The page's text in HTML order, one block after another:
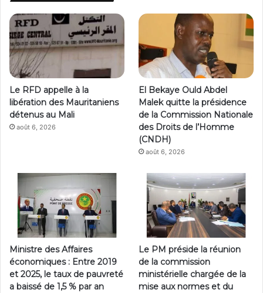
Le RFD appelle à la
libération des Mauritaniens
détenus au Mali
août 6, 2026
El Bekaye Ould Abdel
Malek quitte la présidence
de la Commission Nationale
des Droits de l’Homme
(CNDH)
août 6, 2026
Ministre des Affaires
économiques : Entre 2019
et 2025, le taux de pauvreté
a baissé de 1,5 % par an
Le PM préside la réunion
de la commission
ministérielle chargée de la
mise aux normes et du